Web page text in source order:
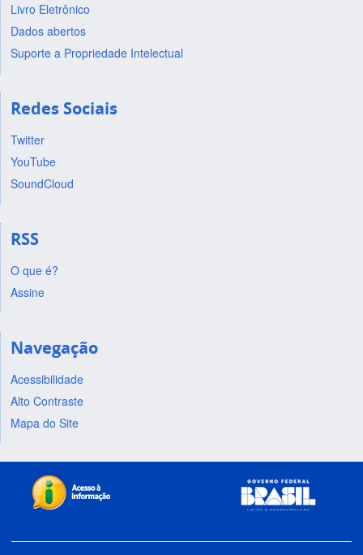
Livro Eletrônico
Dados abertos
Suporte a Propriedade Intelectual
Redes Sociais
Twitter
YouTube
SoundCloud
RSS
O que é?
Assine
Navegação
Acessibilidade
Alto Contraste
Mapa do Site